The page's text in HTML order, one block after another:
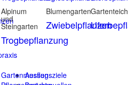
Alpinum
und
Steingarten
Trogbepflanzung
Blumengarten
Zwiebelpflanzen
Gartenteich
Gartenmessen
Ausflugsziele